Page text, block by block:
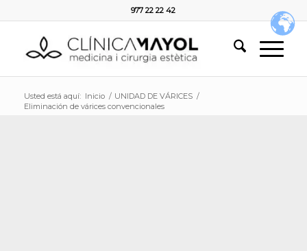
977 22 22 42
Usted está aquí: Inicio / UNIDAD DE VÁRICES /
Eliminación de várices convencionales